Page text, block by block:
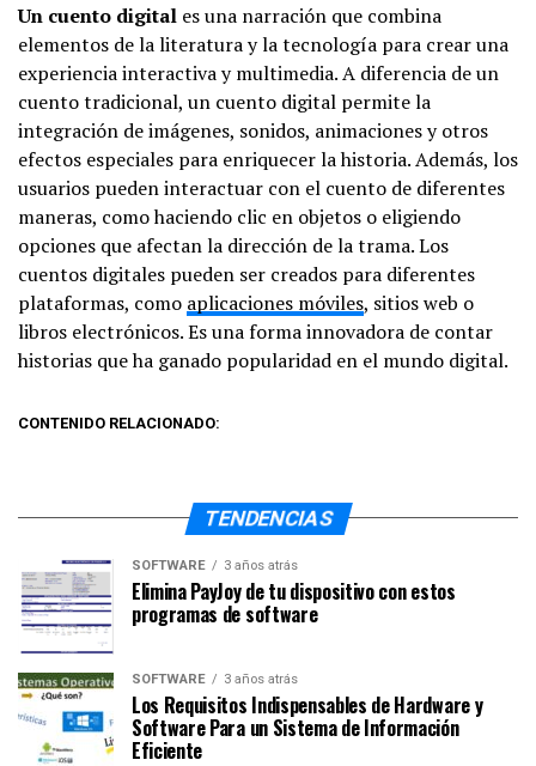
Un cuento digital es una narración que combina
elementos de la literatura y la tecnología para crear una
experiencia interactiva y multimedia. A diferencia de un
cuento tradicional, un cuento digital permite la
integración de imágenes, sonidos, animaciones y otros
efectos especiales para enriquecer la historia. Además, los
usuarios pueden interactuar con el cuento de diferentes
maneras, como haciendo clic en objetos o eligiendo
opciones que afectan la dirección de la trama. Los
cuentos digitales pueden ser creados para diferentes
plataformas, como aplicaciones móviles, sitios web o
libros electrónicos. Es una forma innovadora de contar
historias que ha ganado popularidad en el mundo digital.
CONTENIDO RELACIONADO:
TENDENCIAS
SOFTWARE 3 años atrás
Elimina PayJoy de tu dispositivo con estos
programas de software
SOFTWARE 3 años atrás
Los Requisitos Indispensables de Hardware y
Software Para un Sistema de Información
Eficiente